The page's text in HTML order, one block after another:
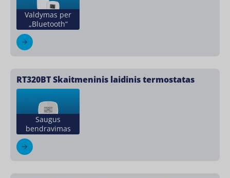
Valdymas per
„Bluetooth“
RT320BT Skaitmeninis laidinis termostatas
Saugus
bendravimas